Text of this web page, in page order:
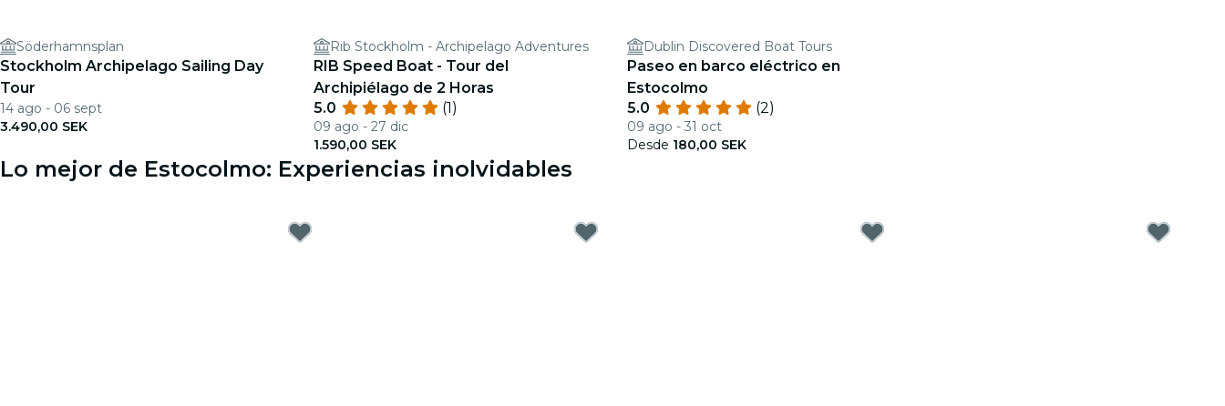
Söderhamnsplan
Stockholm Archipelago Sailing Day
Tour
14 ago - 06 sept
3.490,00 SEK
Rib Stockholm - Archipelago Adventures
RIB Speed Boat - Tour del
Archipiélago de 2 Horas
5.0
(1)
09 ago - 27 dic
1.590,00 SEK
Dublin Discovered Boat Tours
Paseo en barco eléctrico en
Estocolmo
5.0
(2)
09 ago - 31 oct
Desde 180,00 SEK
Lo mejor de Estocolmo: Experiencias inolvidables